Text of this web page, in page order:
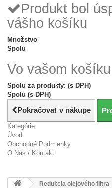
Produkt bol
vášho košíku
Množstvo
Spolu
Vo vašom
Spolu za produkty: (s DPH)
Spolu (s DPH)
Pokračovať v nákupe
Kategórie
Úvod
Obchodné Podmienky
O Nás / Kontakt
Redukcia olejového filtra